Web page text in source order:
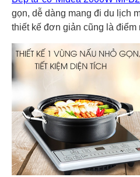
gọn, dễ dàng mang đi du lịch
thiết kế đơn giản cũng là điểm